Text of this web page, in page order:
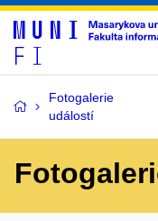
Fotogalerie
událostí